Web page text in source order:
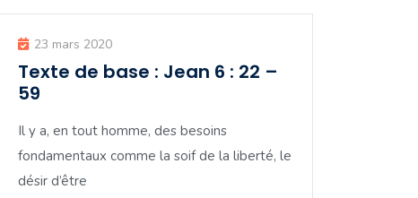
23 mars 2020
Texte de base : Jean 6 : 22 –
59
Il y a, en tout homme, des besoins
fondamentaux comme la soif de la liberté, le
désir d’être